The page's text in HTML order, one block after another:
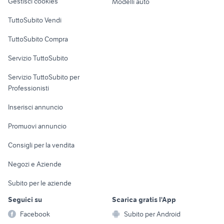
Informatica
Console e
Fotografia
Telefonia
Biciclette
TuttoSubito Vendi
TuttoSubito Compra
Servizio TuttoSubito
Servizio TuttoSubito per
Professionisti
Inserisci annuncio
Promuovi annuncio
Consigli per la vendita
Negozi e Aziende
Subito per le aziende
Seguici su
Facebook
Scarica gratis l'App
Subito per Android